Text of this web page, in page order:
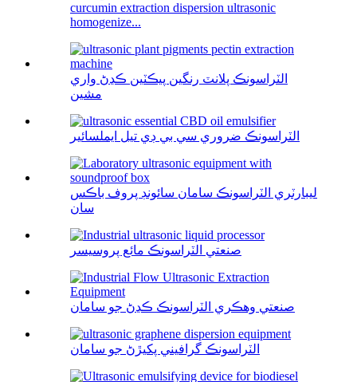
curcumin extraction dispersion ultrasonic
homogenize...
الٽراسونڪ پلانٽ رنگين پيڪٽين ڪڍڻ واري
مشين
الٽراسونڪ ضروري سي بي ڊي تيل ايملسائير
ليبارٽري الٽراسونڪ سامان سائونڊ پروف باڪس
سان
صنعتي الٽراسونڪ مائع پروسيسر
صنعتي وهڪري الٽراسونڪ ڪڍڻ جو سامان
الٽراسونڪ گرافيني پکيڙڻ جو سامان